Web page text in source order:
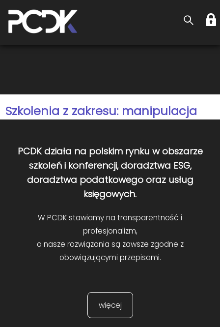
Szkolenia z zakresu: manipulacja
PCDK działa na polskim rynku w obszarze
szkoleń i konferencji, doradztwa ESG,
doradztwa podatkowego oraz usług
księgowych.
W PCDK stawiamy na transparentność i
profesjonalizm,
a nasze rozwiązania są zawsze zgodne z
obowiązującymi przepisami.
więcej